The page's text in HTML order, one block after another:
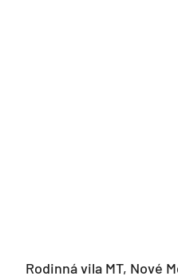
Rodinná vila MT, Nové